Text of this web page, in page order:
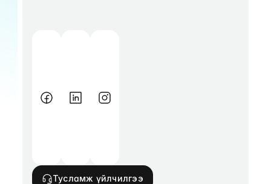
Тусламж үйлчилгээ